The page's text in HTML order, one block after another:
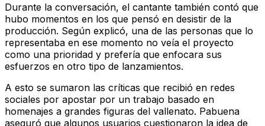
Durante la conversación, el cantante también contó que
hubo momentos en los que pensó en desistir de la
producción. Según explicó, una de las personas que lo
representaba en ese momento no veía el proyecto
como una prioridad y prefería que enfocara sus
esfuerzos en otro tipo de lanzamientos.
A esto se sumaron las críticas que recibió en redes
sociales por apostar por un trabajo basado en
homenajes a grandes figuras del vallenato. Pabuena
aseguró que algunos usuarios cuestionaron la idea de